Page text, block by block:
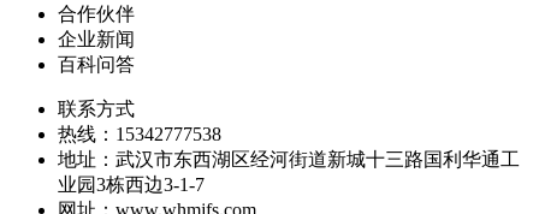
合作伙伴
企业新闻
百科问答
联系方式
热线：15342777538
地址：武汉市东西湖区经河街道新城十三路国利华通工
业园3栋西边3-1-7
网址：www.whmjfs.com